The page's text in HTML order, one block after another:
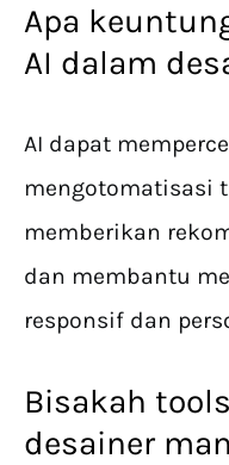
Apa
AI dalam
AI dapat
mengotomatisasi
memberikan
dan membantu
responsif dan
Bisakah
desainer